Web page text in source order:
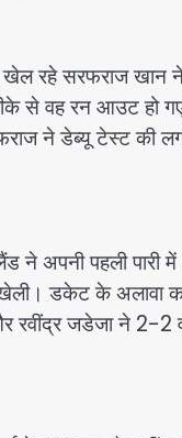
रहे सरफराज खान
से वह रन आउट हो
ने डेब्यू टेस्ट की
ने अपनी पहली पारी
खेली। डकेट के
रवींद्र जडेजा ने 2-2